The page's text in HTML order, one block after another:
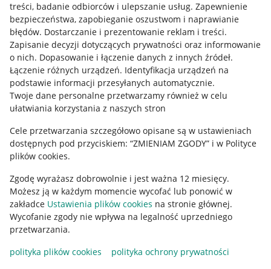
treści, badanie odbiorców i ulepszanie usług. Zapewnienie
bezpieczeństwa, zapobieganie oszustwom i naprawianie
błędów. Dostarczanie i prezentowanie reklam i treści.
Zapisanie decyzji dotyczących prywatności oraz informowanie
o nich. Dopasowanie i łączenie danych z innych źródeł.
Łączenie różnych urządzeń. Identyfikacja urządzeń na
podstawie informacji przesyłanych automatycznie.
Twoje dane personalne przetwarzamy również w celu
ułatwiania korzystania z naszych stron
Cele przetwarzania szczegółowo opisane są w ustawieniach
dostępnych pod przyciskiem: “ZMIENIAM ZGODY” i w Polityce
plików cookies.
Zgodę wyrażasz dobrowolnie i jest ważna 12 miesięcy.
Możesz ją w każdym momencie wycofać lub ponowić w
zakładce Ustawienia plików cookies na stronie głównej.
Wycofanie zgody nie wpływa na legalność uprzedniego
przetwarzania.
polityka plików cookies
polityka ochrony prywatności
Mapa miejscowości
Informacje prawne
Regulamin
Polityka plików "cookies"
Ustawienia plików "cookies"
Udostępnianie lokalizacji
Informacje dla Aktu o Usługach Cyfrowych
Pobierz aplikację